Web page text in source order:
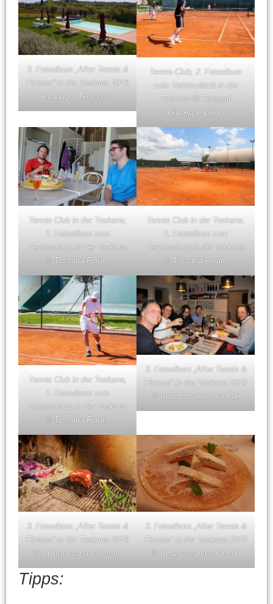
3. Fotoalbum „After Tennis &
Fitness“ in der Toskana 2019
– Landgut Terricciola
Tennis-Club, 2. Fotoalbum
zum Tennisurlaub in der
Toskana © Fotograf
Giuseppe Laiolo
Tennis Club in der Toskana,
1. Fotoalbum zum
Tennisurlaub in der Toskana
© Toscana Forum
Tennis Club in der Toskana,
1. Fotoalbum zum
Tennisurlaub in der Toskana
© Toscana Forum
Tennis Club in der Toskana,
1. Fotoalbum zum
Tennisurlaub in der Toskana
© Toscana Forum
3. Fotoalbum „After Tennis &
Fitness“ in der Toskana 2019
© www.toscana-forum.de
3. Fotoalbum „After Tennis &
Fitness“ in der Toskana 2019
© www.toscana-forum.de
3. Fotoalbum „After Tennis &
Fitness“ in der Toskana 2019
© www.toscana-forum.de
Tipps: